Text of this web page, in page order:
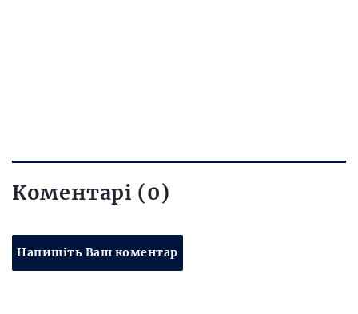
Коментарі (0)
Напишіть Ваш коментар